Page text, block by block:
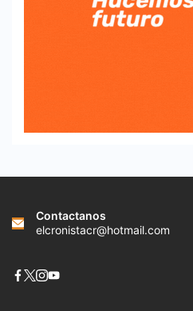
Contactanos
elcronistacr@hotmail.com